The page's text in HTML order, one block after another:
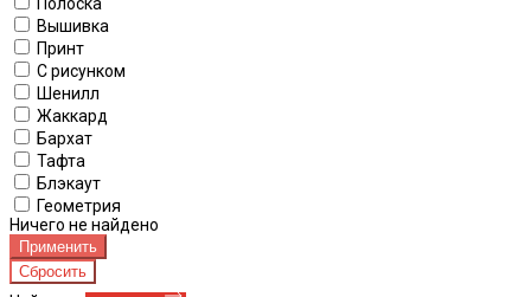
Вышивка
Принт
С рисунком
Шенилл
Жаккард
Бархат
Тафта
Блэкаут
Геометрия
Ничего не найдено